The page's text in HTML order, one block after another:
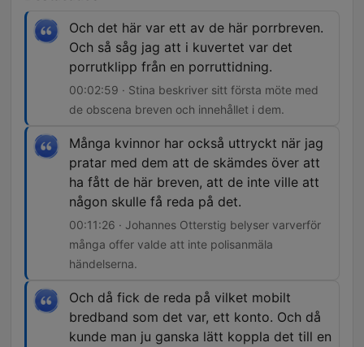
Och det här var ett av de här porrbreven.
Och så såg jag att i kuvertet var det
porrutklipp från en porruttidning.
00:02:59 · Stina beskriver sitt första möte med
de obscena breven och innehållet i dem.
Många kvinnor har också uttryckt när jag
pratar med dem att de skämdes över att
ha fått de här breven, att de inte ville att
någon skulle få reda på det.
00:11:26 · Johannes Otterstig belyser varverför
många offer valde att inte polisanmäla
händelserna.
Och då fick de reda på vilket mobilt
bredband som det var, ett konto. Och då
kunde man ju ganska lätt koppla det till en